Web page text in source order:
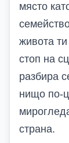
място
живота
стоп на
разбира
нищо по-
страна.